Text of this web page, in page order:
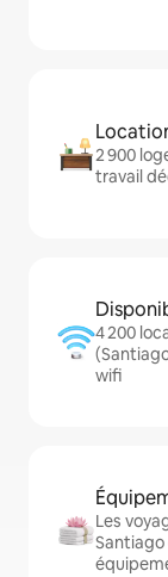
2 900
travail
4 200
wifi
Les